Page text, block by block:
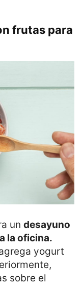
frutas para
un desayuno
la oficina.
yogurt
sobre el